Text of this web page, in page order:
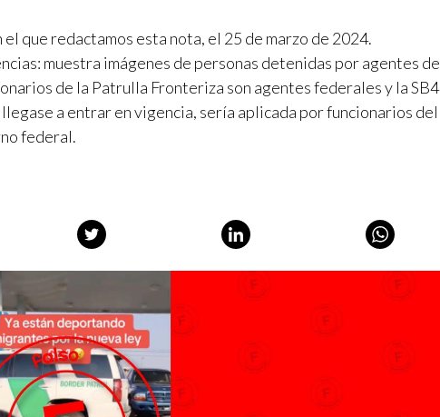
que redactamos esta nota, el 25 de marzo de 2024.
muestra imágenes de personas detenidas por agentes de
de la Patrulla Fronteriza son agentes federales y la SB4
a entrar en vigencia, sería aplicada por funcionarios del
federal.